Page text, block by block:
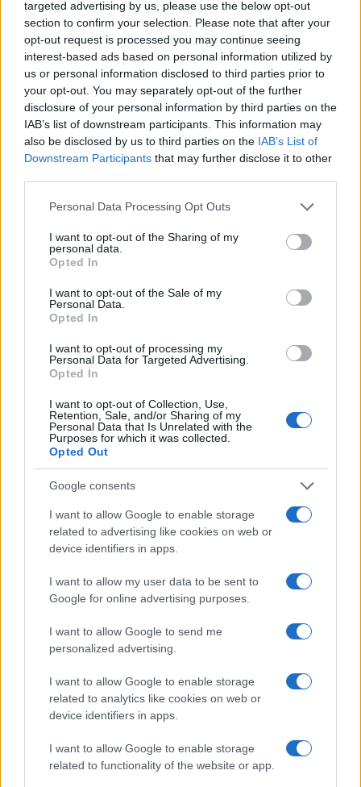
targeted advertising by us, please use the below opt-out
section to confirm your selection. Please note that after your
opt-out request is processed you may continue seeing
interest-based ads based on personal information utilized by
us or personal information disclosed to third parties prior to
your opt-out. You may separately opt-out of the further
disclosure of your personal information by third parties on the
IAB’s list of downstream participants. This information may
also be disclosed by us to third parties on the IAB’s List of
Downstream Participants that may further disclose it to other
Please note that this website/app uses one or more Google
not limited to your visit or usage behaviour. You may click to
grant or deny consent to Google and its third-party tags to
use your data for below specified purposes in below Google
consent section.
Personal Data Processing Opt Outs
I want to opt-out of the Sharing of my
personal data.
Opted In
I want to opt-out of the Sale of my
Personal Data.
Opted In
I want to opt-out of processing my
Personal Data for Targeted Advertising.
Opted In
I want to opt-out of Collection, Use,
Retention, Sale, and/or Sharing of my
Personal Data that Is Unrelated with the
Purposes for which it was collected.
Opted Out
Google consents
I want to allow Google to enable storage
related to advertising like cookies on web or
device identifiers in apps.
I want to allow my user data to be sent to
Google for online advertising purposes.
I want to allow Google to send me
personalized advertising.
I want to allow Google to enable storage
related to analytics like cookies on web or
device identifiers in apps.
I want to allow Google to enable storage
related to functionality of the website or app.
Continua a leggere
LIFESTYLE
Zalando Visionary Award: INSTITUTION di Galib
Cristian Castiglioni · 7 Ago 2026
LIFESTYLE